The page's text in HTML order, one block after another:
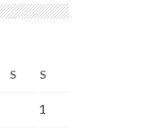
S S
1